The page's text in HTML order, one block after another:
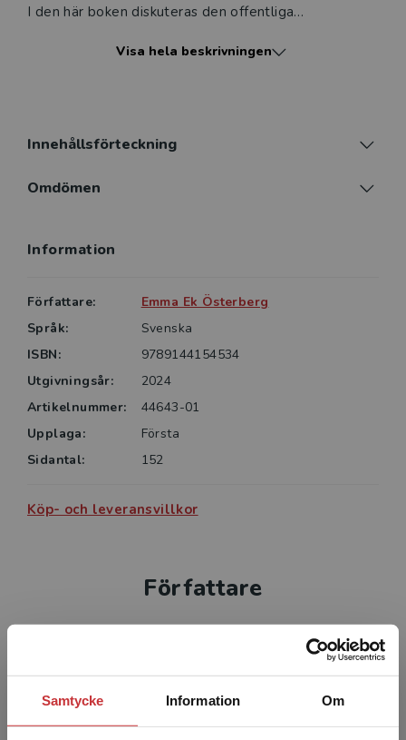
Samtycke Information Om
I den här boken diskuteras den offentliga
styrning med upphandling egentligen innebär och hur
samhällsutvecklingen i rollen som köpare.
Visa hela beskrivningen
Innehållsförteckning
Omdömen
Information
Författare:
Emma Ek Österberg
Språk:
Svenska
ISBN:
9789144154534
Utgivningsår:
2024
Artikelnummer:
44643-01
Upplaga:
Första
Sidantal:
152
Köp- och leveransvillkor
Författare